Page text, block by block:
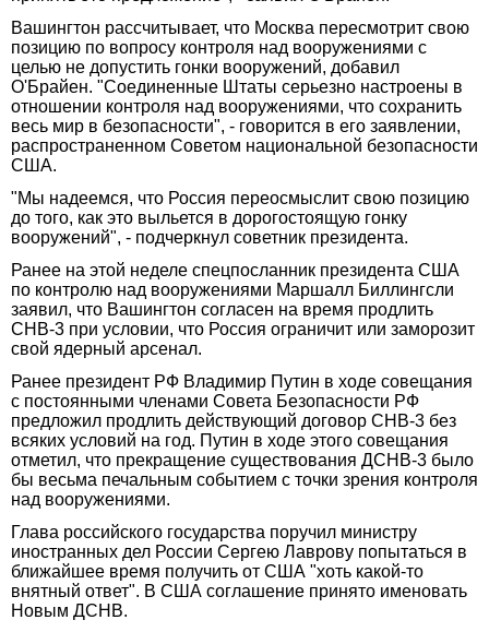
Вашингтон рассчитывает, что Москва пересмотрит свою
позицию по вопросу контроля над вооружениями с
целью не допустить гонки вооружений, добавил
О'Брайен. "Соединенные Штаты серьезно настроены в
отношении контроля над вооружениями, что сохранить
весь мир в безопасности", - говорится в его заявлении,
распространенном Советом национальной безопасности
США.
"Мы надеемся, что Россия переосмыслит свою позицию
до того, как это выльется в дорогостоящую гонку
вооружений", - подчеркнул советник президента.
Ранее на этой неделе спецпосланник президента США
по контролю над вооружениями Маршалл Биллингсли
заявил, что Вашингтон согласен на время продлить
СНВ-3 при условии, что Россия ограничит или заморозит
свой ядерный арсенал.
Ранее президент РФ Владимир Путин в ходе совещания
с постоянными членами Совета Безопасности РФ
предложил продлить действующий договор СНВ-3 без
всяких условий на год. Путин в ходе этого совещания
отметил, что прекращение существования ДСНВ-3 было
бы весьма печальным событием с точки зрения контроля
над вооружениями.
Глава российского государства поручил министру
иностранных дел России Сергею Лаврову попытаться в
ближайшее время получить от США "хоть какой-то
внятный ответ". В США соглашение принято именовать
Новым ДСНВ.